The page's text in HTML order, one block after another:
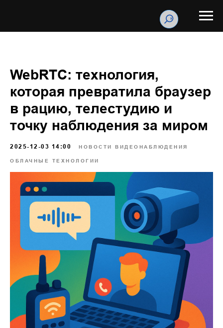
WebRTC: технология,
которая превратила браузер
в рацию, телестудию и
точку наблюдения за миром
2025-12-03 14:00 НОВОСТИ ВИДЕОНАБЛЮДЕНИЯ
ОБЛАЧНЫЕ ТЕХНОЛОГИИ